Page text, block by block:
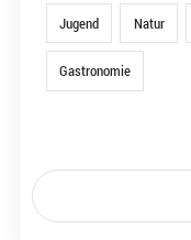
Jugend Natur
Gastronomie